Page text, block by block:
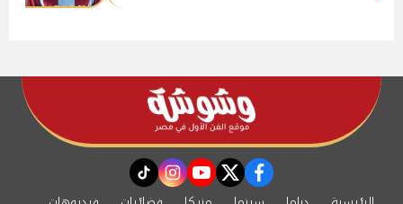
facebook
twitter
youtube
instagram
tiktok